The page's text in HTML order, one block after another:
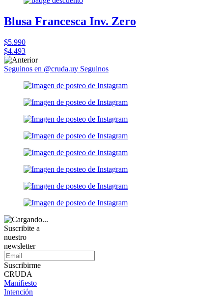
Blusa Francesca Inv. Zero
$5.990
$4.493
Seguinos en @cruda.uy Seguinos
Suscribite a
nuestro
newsletter
Suscribirme
CRUDA
Manifiesto
Intención